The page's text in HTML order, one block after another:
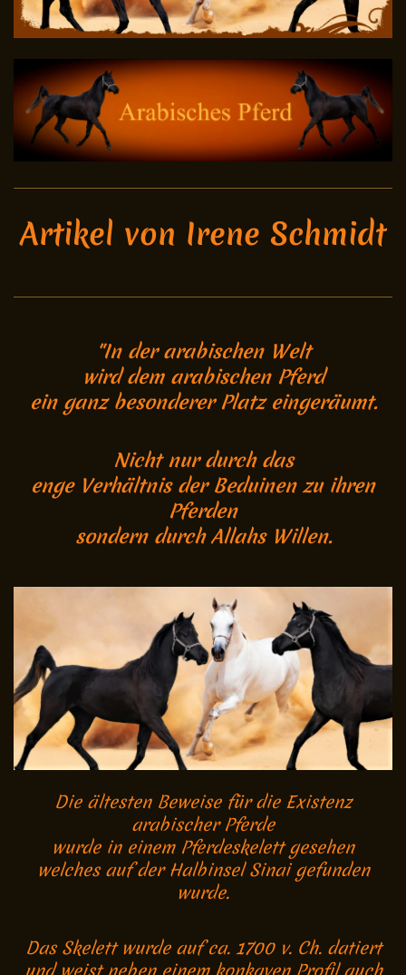
Artikel von Irene Schmidt
"In der arabischen Welt
wird dem arabischen Pferd
ein ganz besonderer Platz eingeräumt.
Nicht nur durch das
enge Verhältnis der Beduinen zu ihren
Pferden
sondern durch Allahs Willen.
Die ältesten Beweise für die Existenz
arabischer Pferde
wurde in einem Pferdeskelett gesehen
welches auf der Halbinsel Sinai gefunden
wurde.
Das Skelett wurde auf ca. 1700 v. Ch. datiert